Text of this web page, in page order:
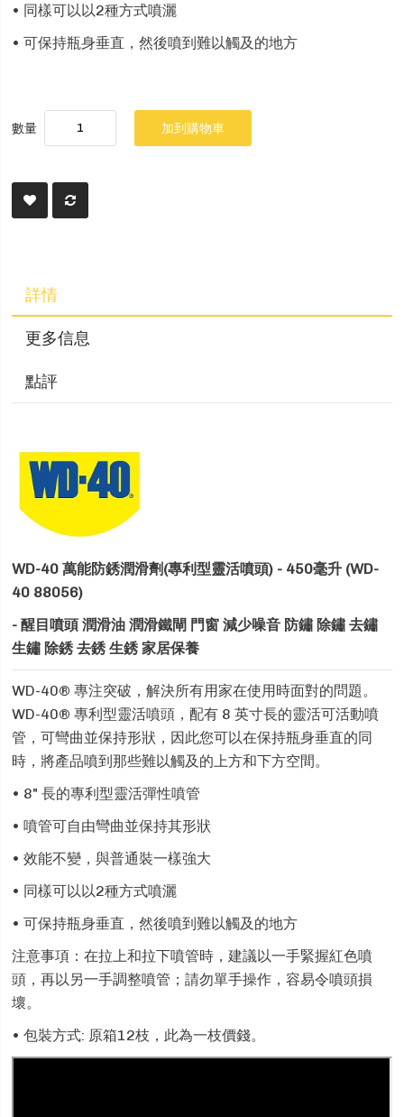
• 同樣可以以2種方式噴灑
• 可保持瓶身垂直，然後噴到難以觸及的地方
數量 加到購物車
詳情
更多信息
點評
WD-40 萬能防銹潤滑劑(專利型靈活噴頭) - 450毫升 (WD-
40 88056)
- 醒目噴頭 潤滑油 潤滑鐵閘 門窗 減少噪音 防鏽 除鏽 去鏽
生鏽 除銹 去銹 生銹 家居保養
WD-40® 專注突破，解決所有用家在使用時面對的問題。
WD-40® 專利型靈活噴頭，配有 8 英寸長的靈活可活動噴
管，可彎曲並保持形狀，因此您可以在保持瓶身垂直的同
時，將產品噴到那些難以觸及的上方和下方空間。
• 8" 長的專利型靈活彈性噴管
• 噴管可自由彎曲並保持其形狀
• 效能不變，與普通裝一樣強大
• 同樣可以以2種方式噴灑
• 可保持瓶身垂直，然後噴到難以觸及的地方
注意事項：在拉上和拉下噴管時，建議以一手緊握紅色噴
頭，再以另一手調整噴管；請勿單手操作，容易令噴頭損
壞。
• 包裝方式: 原箱12枝，此為一枝價錢。